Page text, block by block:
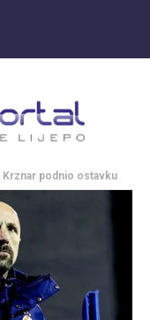
Krznar podnio ostavku